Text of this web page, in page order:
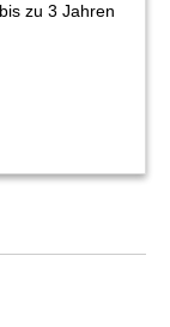
zu 3 Jahren